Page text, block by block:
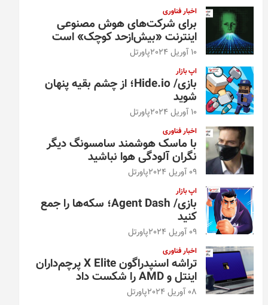
اخبار فناوری
برای شرکت‌های هوش مصنوعی
اینترنت «بیش‌از‌حد کوچک» است
10 آوریل 2024 پاورتل
اپ بازار
بازی/ Hide.io؛ از چشم بقیه پنهان
شوید
10 آوریل 2024 پاورتل
اخبار فناوری
با ماسک هوشمند سامسونگ دیگر
نگران آلودگی هوا نباشید
09 آوریل 2024 پاورتل
اپ بازار
بازی/ Agent Dash؛ سکه‌ها را جمع
کنید
09 آوریل 2024 پاورتل
اخبار فناوری
تراشه اسنپدراگون X Elite پرچم‌داران
اینتل و AMD را شکست داد
08 آوریل 2024 پاورتل